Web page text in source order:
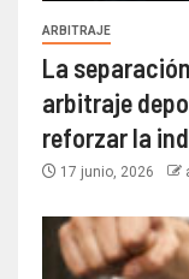
ARBITRAJE
La
arbitraje
reforzar la
17 junio, 2026